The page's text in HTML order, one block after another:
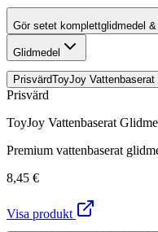
Gör setet komplettglidmedel
Glidmedel
PrisvärdToyJoy Vattenbaserat
Prisvärd
ToyJoy Vattenbaserat
Premium vattenbaserat
8,45 €
Visa produkt